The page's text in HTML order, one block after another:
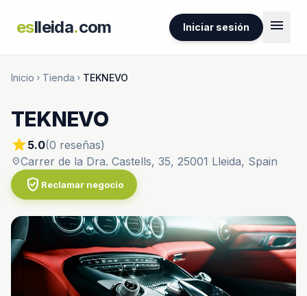
eslleida.com Iniciar sesión menu
Inicio chevron_right Tienda chevron_right TEKNEVO
TEKNEVO
star5.0(0 reseñas)
location_onCarrer de la Dra. Castells, 35, 25001 Lleida, Spain
verified_user Reclamar negocio